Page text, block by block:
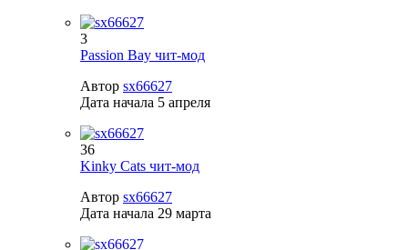
3
Passion Bay чит-мод
Автор sx66627
Дата начала 5 апреля
36
Kinky Cats чит-мод
Автор sx66627
Дата начала 29 марта